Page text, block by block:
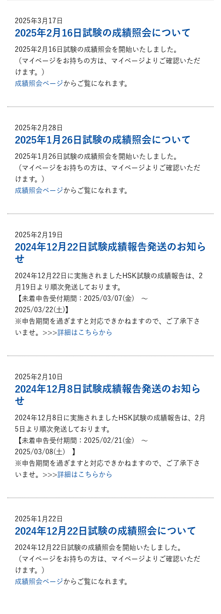
2025年3月17日
2025年2月16日試験の成績照会について
2025年2月16日試験の成績照会を開始いたしました。
（マイページをお持ちの方は、マイページよりご確認いただ
けます。）
成績照会ページからご覧になれます。
2025年2月28日
2025年1月26日試験の成績照会について
2025年1月26日試験の成績照会を開始いたしました。
（マイページをお持ちの方は、マイページよりご確認いただ
けます。）
成績照会ページからご覧になれます。
2025年2月19日
2024年12月22日試験成績報告発送のお知ら
せ
2024年12月22日に実施されましたHSK試験の成績報告は、2
月19日より順次発送しております。
【未着申告受付期間：2025/03/07(金) ～
2025/03/22(土)】
※申告期間を過ぎますと対応できかねますので、ご了承下さ
いませ。>>>詳細はこちらから
2025年2月10日
2024年12月8日試験成績報告発送のお知ら
せ
2024年12月8日に実施されましたHSK試験の成績報告は、2月
5日より順次発送しております。
【未着申告受付期間：2025/02/21(金) ～
2025/03/08(土) 】
※申告期間を過ぎますと対応できかねますので、ご了承下さ
いませ。>>>詳細はこちらから
2025年1月22日
2024年12月22日試験の成績照会について
2024年12月22日試験の成績照会を開始いたしました。
（マイページをお持ちの方は、マイページよりご確認いただ
けます。）
成績照会ページからご覧になれます。